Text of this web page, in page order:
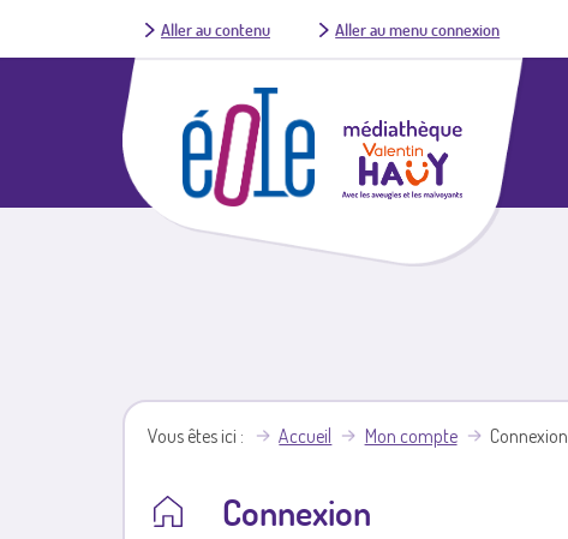
Aller au contenu Aller au menu connexion
Vous êtes ici Accueil Mon compte Connexion
Connexion